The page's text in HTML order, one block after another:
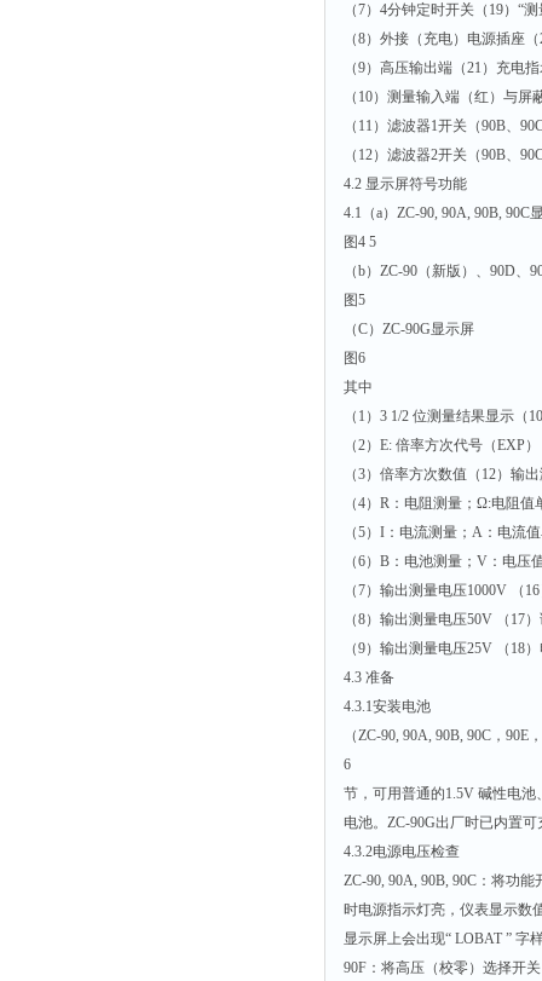
（7）4分钟定时开关（19）“
（8）外接（充电）电源插座
（9）高压输出端（21）充电
（10）测量输入端（红）与
（11）滤波器1开关（90B、
（12）滤波器2开关（90B、
4.2 显示屏符号功能
4.1（a）ZC-90, 90A, 90B, 90C
图4 5
（b）ZC-90（新版）、90D、
图5
（C）ZC-90G显示屏
图6
其中
（1）3 1/2 位测量结果显示（
（2）E: 倍率方次代号（EXP
（3）倍率方次数值（12）输
（4）R：电阻测量；Ω:电阻
（5）I：电流测量；A：电流
（6）B：电池测量；V：电
（7）输出测量电压1000V （
（8）输出测量电压50V （17
（9）输出测量电压25V （18
4.3 准备
4.3.1安装电池
（ZC-90, 90A, 90B, 90C，
6
节，可用普通的1.5V 碱性电
电池。ZC-90G出厂时已内置
4.3.2电源电压检查
ZC-90, 90A, 90B, 90C：将功
时电源指示灯亮，仪表显示数
显示屏上会出现“ LOBAT ” 字
90F：将高压（校零）选择开